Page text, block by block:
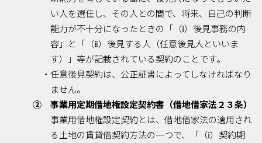
い人を選任し、その人との間で、将来、自己の判断
能力が不十分になったときの「（ⅰ）後見事務の内
容」と「（ⅱ）後見する人（任意後見人といいま
す）」等が記載されている契約のことです。
・任意後見契約は、公正証書によってしなければなり
ません。
② 事業用定期借地権設定契約書（借地借家法２３条）
事業用借地権設定契約とは、借地借家法の適用され
る土地の賃貸借契約方法の一つで、「（ⅰ）契約期